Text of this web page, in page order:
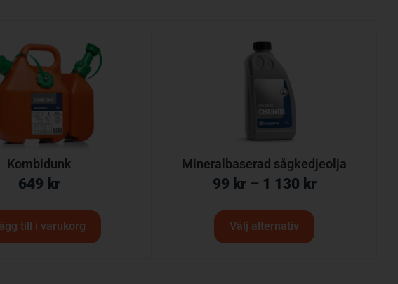
Kombidunk
649 kr
till i varukorg
Mineralbaserad sågkedjeolja
99 kr – 1 130 kr
Välj alternativ